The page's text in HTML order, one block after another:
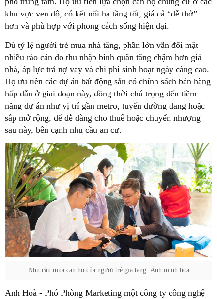
khu vực ven đô, có kết nối hạ tầng tốt, giá cả “dễ thở”
hơn và phù hợp với phong cách sống hiện đại.
Dù tỷ lệ người trẻ mua nhà tăng, phần lớn vẫn đối mặt
nhiều rào cản do thu nhập bình quân tăng chậm hơn giá
nhà, áp lực trả nợ vay và chi phí sinh hoạt ngày càng cao.
Họ ưu tiên các dự án bất động sản có chính sách bán hàng
hấp dẫn ở giai đoạn này, đồng thời chú trọng đến tiềm
năng dự án như vị trí gần metro, tuyến đường đang hoặc
sắp mở rộng, để dễ dàng cho thuê hoặc chuyển nhượng
sau này, bên cạnh nhu cầu an cư.
Nhu cầu mua căn hộ của người trẻ gia tăng. Ảnh minh hoạ
Anh Hoà - Phó Phòng Marketing một công ty công nghệ